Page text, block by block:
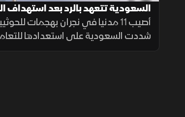
السعودية تتعهد بالرد بعد استهداف
لنجران.. وترمب يوسع قيود الجنسية
أصيب 11 مدنيا في نجران بهجمات
شددت السعودية على استعدادها
أي اعتداء. وجدد التحالف دعمه لليمن.